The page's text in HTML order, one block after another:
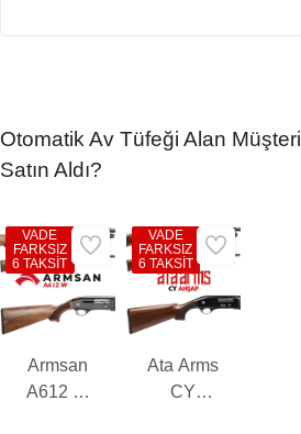
Otomatik Av Tüfeği Alan
Satın Aldı?
Armsan
A612 W
VADE
FARKSIZ
6 TAKSİT
Ata Arms
CY
VADE
FARKSIZ
6 TAKSİT